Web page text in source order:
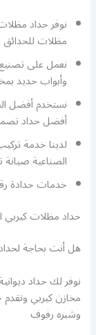
نوفر حداد
مظلات للحدائق
نعمل على
وأبواب حديد
نستخدم أفضل
أفضل حداد
لدينا خدمة
الصناعية
خدمات حدادة
حداد مظلات كيربي
هل أنت بحاجة
نوفر لك حداد
مخازن كيربي
وشبره رفوف